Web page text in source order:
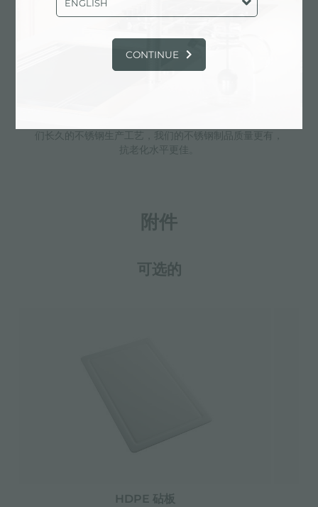
们长久的不锈钢生产工艺，我们的不锈钢制品质量更有，
抗老化水平更佳。
附件
可选的
HDPE 砧板
ENGLISH
CONTINUE